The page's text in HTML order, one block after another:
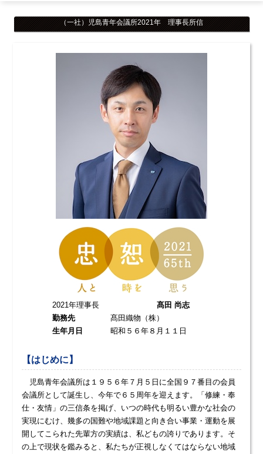
（一社）児島青年会議所2021年 理事長所信
2021年理事長 髙田 尚志
勤務先髙田織物（株）
生年月日
昭和５６年８月１１日
【はじめに】
児島青年会議所は１９５６年７月５日に全国９７番目の会員
会議所として誕生し、今年で６５周年を迎えます。「修練・奉
仕・友情」の三信条を掲げ、いつの時代も明るい豊かな社会の
実現にむけ、幾多の国難や地域課題と向き合い事業・運動を展
開してこられた先輩方の実績は、私どもの誇りであります。そ
の上で現状を鑑みると、私たちが正視しなくてはならない地域